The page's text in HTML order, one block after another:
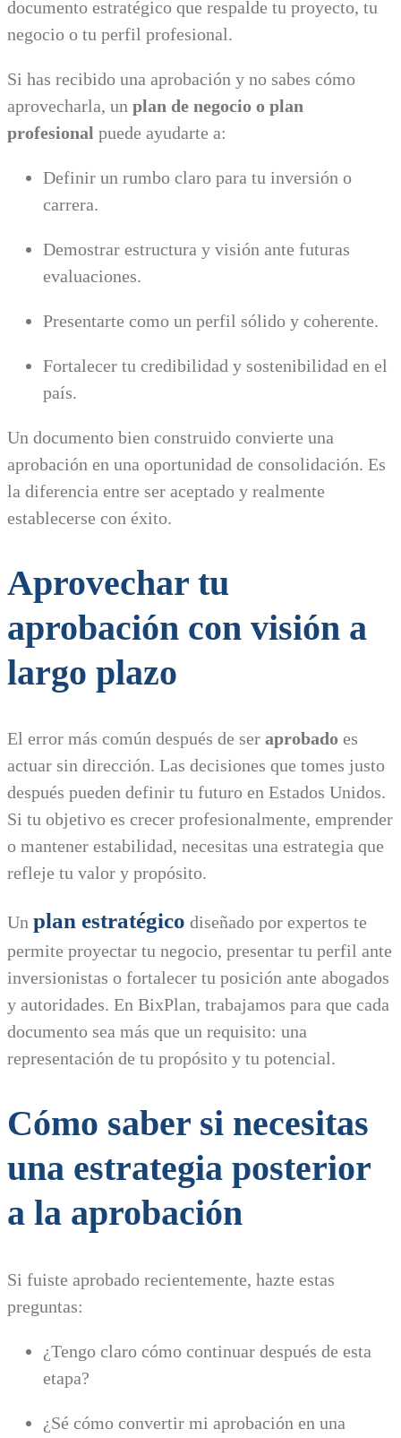
documento estratégico que respalde tu proyecto, tu
negocio o tu perfil profesional.
Si has recibido una aprobación y no sabes cómo
aprovecharla, un plan de negocio o plan
profesional puede ayudarte a:
Definir un rumbo claro para tu inversión o
carrera.
Demostrar estructura y visión ante futuras
evaluaciones.
Presentarte como un perfil sólido y coherente.
Fortalecer tu credibilidad y sostenibilidad en el
país.
Un documento bien construido convierte una
aprobación en una oportunidad de consolidación. Es
la diferencia entre ser aceptado y realmente
establecerse con éxito.
Aprovechar tu
aprobación con visión a
largo plazo
El error más común después de ser aprobado es
actuar sin dirección. Las decisiones que tomes justo
después pueden definir tu futuro en Estados Unidos.
Si tu objetivo es crecer profesionalmente, emprender
o mantener estabilidad, necesitas una estrategia que
refleje tu valor y propósito.
Un plan estratégico diseñado por expertos te
permite proyectar tu negocio, presentar tu perfil ante
inversionistas o fortalecer tu posición ante abogados
y autoridades. En BixPlan, trabajamos para que cada
documento sea más que un requisito: una
representación de tu propósito y tu potencial.
Cómo saber si necesitas
una estrategia posterior
a la aprobación
Si fuiste aprobado recientemente, hazte estas
preguntas:
¿Tengo claro cómo continuar después de esta
etapa?
¿Sé cómo convertir mi aprobación en una